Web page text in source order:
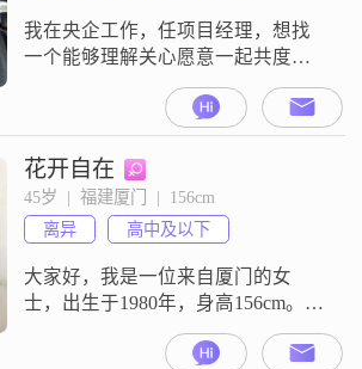
我在央企工作，任项目经理，想找
一个能够理解关心愿意一起共度一
花开自在
45岁  |  福建厦门  |  156cm
离异
高中及以下
大家好，我是一位来自厦门的女
士，出生于1980年，身高156cm。我
的月收入在5001到8000元之间，目
前的工作地也是在厦门。虽然我的